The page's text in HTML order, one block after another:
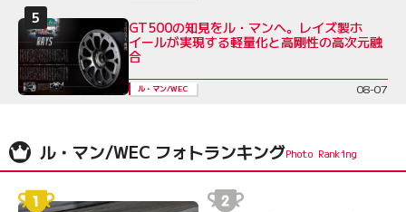
GT500の知見をル・マンへ。レイズ製ホ
イールが実現する軽量化と高剛性の高次元融
合
ル・マン/WEC 08-07
ル・マン/WEC フォトランキング